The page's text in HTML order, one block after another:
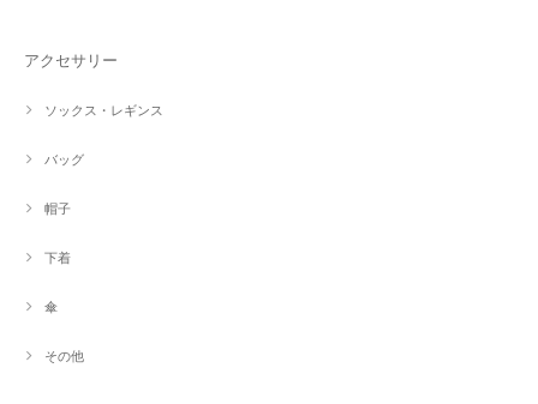
アクセサリー
ソックス・レギンス
バッグ
帽子
下着
傘
その他